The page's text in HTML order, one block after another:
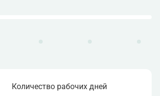
Количество рабочих дней